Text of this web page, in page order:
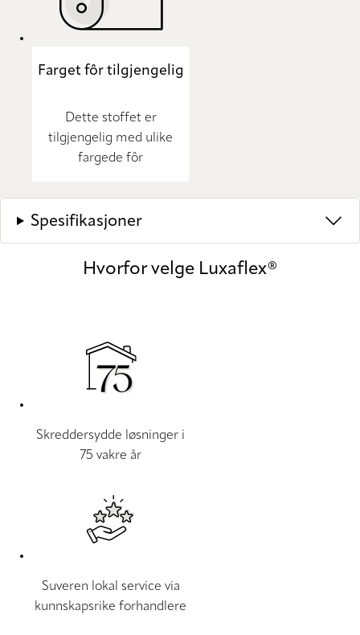
Farget fôr tilgjengelig
Dette stoffet er
tilgjengelig med ulike
fargede fôr
Spesifikasjoner
Hvorfor velge Luxaflex®
Skreddersydde løsninger i
75 vakre år
Suveren lokal service via
kunnskapsrike forhandlere